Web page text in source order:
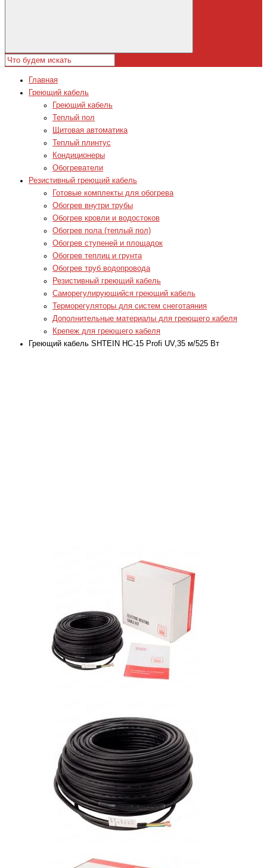
Главная
Греющий кабель
Греющий кабель
Теплый пол
Щитовая автоматика
Теплый плинтус
Кондиционеры
Обогреватели
Резистивный греющий кабель
Готовые комплекты для обогрева
Обогрев внутри трубы
Обогрев кровли и водостоков
Обогрев пола (теплый пол)
Обогрев ступеней и площадок
Обогрев теплиц и грунта
Обогрев труб водопровода
Резистивный греющий кабель
Саморегулирующийся греющий кабель
Терморегуляторы для систем снеготаяния
Дополнительные материалы для греющего кабеля
Крепеж для греющего кабеля
Греющий кабель SHTEIN HC-15 Profi UV,35 м/525 Вт